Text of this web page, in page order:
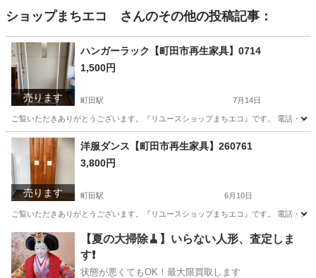
ショップまちエコ さんのその他の投稿記事：
売ります
ハンガーラック【町田市再生家具】0714
1,500円
町田駅 7月14日
ご覧いただきありがとうございます。『リユースショップまちエコ』です。 電話・
東京 町田市 町田駅 その他 リユース
売ります
洋服ダンス【町田市再生家具】260761
3,800円
町田駅 6月10日
ご覧いただきありがとうございます。『リユースショップまちエコ』です。 電話・
東京 町田市 町田駅 収納家具 リユース
【夏の大掃除🧹】いらない人形、査定しま
す❗️
状態が悪くてもOK！最大限買取します